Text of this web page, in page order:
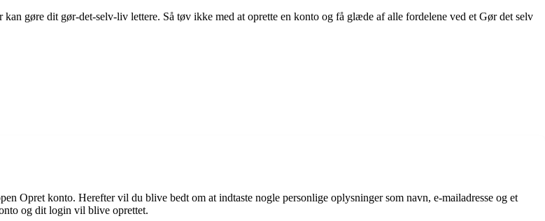
gøre dit gør-det-selv-liv lettere. Så tøv ikke med at oprette en konto og få glæde af alle fordelene ved et Gør det selv
Opret konto. Herefter vil du blive bedt om at indtaste nogle personlige oplysninger som navn, e-mailadresse og et
og dit login vil blive oprettet.